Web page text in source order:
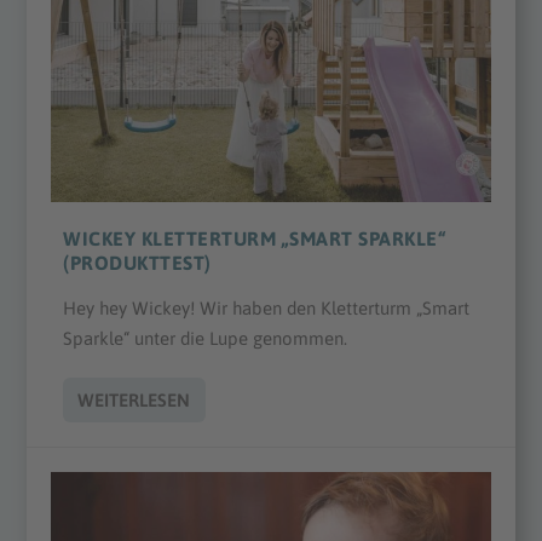
WICKEY KLETTERTURM „SMART SPARKLE“
(PRODUKTTEST)
Hey hey Wickey! Wir haben den Kletterturm „Smart
Sparkle“ unter die Lupe genommen.
WEITERLESEN